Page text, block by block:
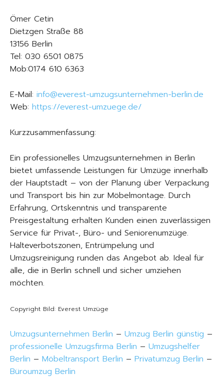
Ömer Cetin
Dietzgen Straße 88
13156 Berlin
Tel: 030 6501 0875
Mob:0174 610 6363
E-Mail: info@everest-umzugsunternehmen-berlin.de
Web: https://everest-umzuege.de/
Kurzzusammenfassung:
Ein professionelles Umzugsunternehmen in Berlin
bietet umfassende Leistungen für Umzüge innerhalb
der Hauptstadt – von der Planung über Verpackung
und Transport bis hin zur Möbelmontage. Durch
Erfahrung, Ortskenntnis und transparente
Preisgestaltung erhalten Kunden einen zuverlässigen
Service für Privat-, Büro- und Seniorenumzüge.
Halteverbotszonen, Entrümpelung und
Umzugsreinigung runden das Angebot ab. Ideal für
alle, die in Berlin schnell und sicher umziehen
möchten.
Copyright Bild: Everest Umzüge
Umzugsunternehmen Berlin – Umzug Berlin günstig –
professionelle Umzugsfirma Berlin – Umzugshelfer
Berlin – Möbeltransport Berlin – Privatumzug Berlin –
Büroumzug Berlin